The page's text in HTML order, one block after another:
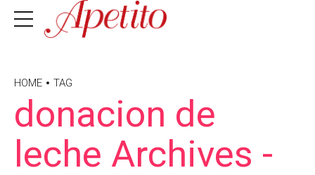
HOME TAG
donacion de
leche Archives -